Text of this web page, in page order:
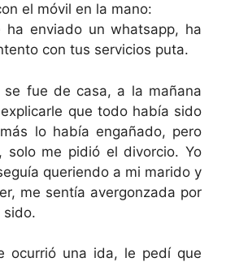
el móvil en la mano:
ha enviado un whatsapp, ha
con tus servicios puta.
fue de casa, a la mañana
que todo había sido
lo había engañado, pero
solo me pidió el divorcio. Yo
queriendo a mi marido y
me sentía avergonzada por
sido.
ocurrió una ida, le pedí que